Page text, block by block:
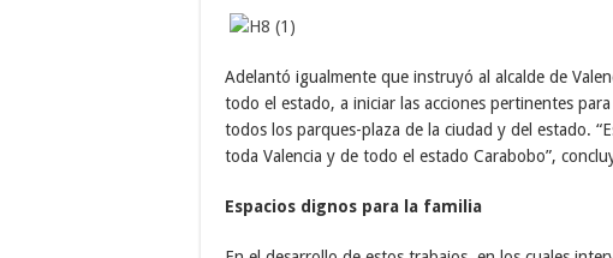
Adelantó igualmente que instruyó al alcalde de
todo el estado, a iniciar las acciones pertinentes
todos los parques-plaza de la ciudad y del estado.
toda Valencia y de todo el estado Carabobo”,
Espacios dignos para la familia